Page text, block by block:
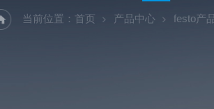
当前位置： 首页 产品中心 festo产